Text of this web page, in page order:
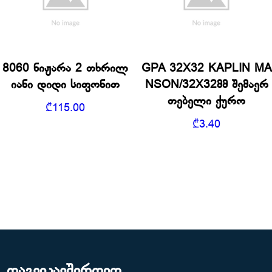
8060 ნიჟარა 2 თხრილ
იანი დიდი სიფონით
₾115.00
GPA 32X32 KAPLIN MA
NSON/32X32მმ შემაერ
თებელი ქურო
₾3.40